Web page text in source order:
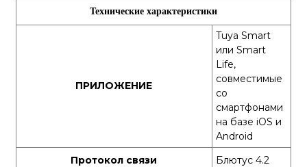
Технические характеристики
ПРИЛОЖЕНИЕ
Tuya Smart
или Smart
Life,
совместимые
со
смартфонами
на базе iOS и
Android
Протокол связи
Блютус 4.2